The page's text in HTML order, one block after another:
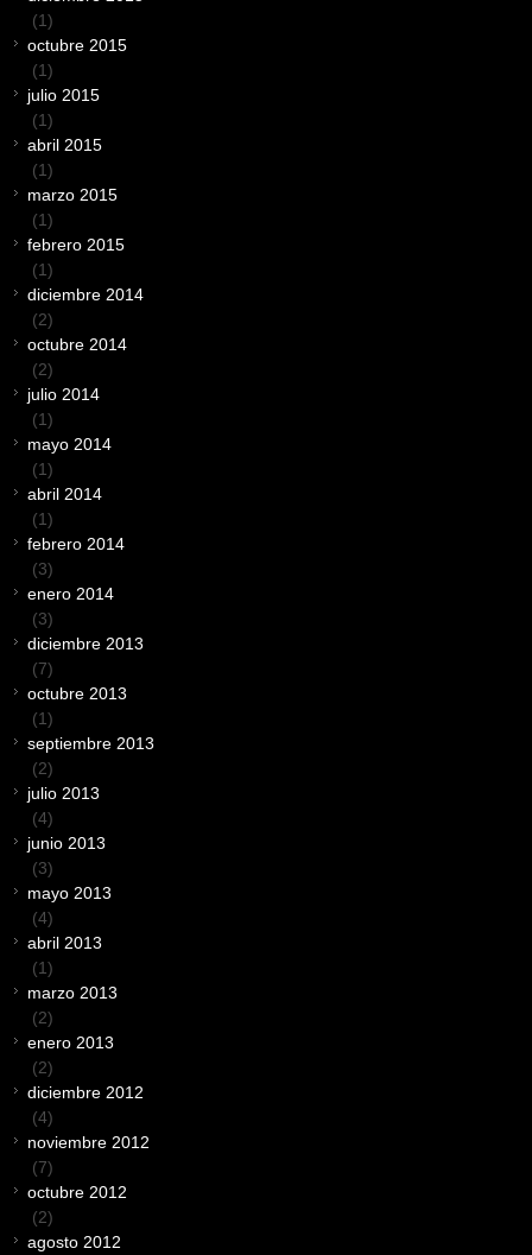
(1)
octubre 2015
(1)
julio 2015
(1)
abril 2015
(1)
marzo 2015
(1)
febrero 2015
(1)
diciembre 2014
(2)
octubre 2014
(2)
julio 2014
(1)
mayo 2014
(1)
abril 2014
(1)
febrero 2014
(3)
enero 2014
(3)
diciembre 2013
(7)
octubre 2013
(1)
septiembre 2013
(2)
julio 2013
(4)
junio 2013
(3)
mayo 2013
(4)
abril 2013
(1)
marzo 2013
(2)
enero 2013
(2)
diciembre 2012
(4)
noviembre 2012
(7)
octubre 2012
(2)
agosto 2012